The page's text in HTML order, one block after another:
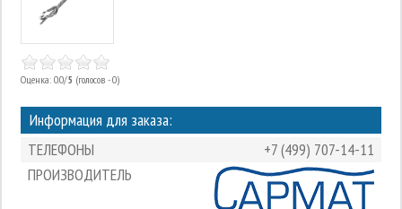
Оценка: 0.0/5 (голосов - 0)
Информация для заказа:
ТЕЛЕФОНЫ
+7 (499) 707-14-11
ПРОИЗВОДИТЕЛЬ